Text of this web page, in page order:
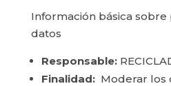
Información básica
datos
Responsable:
Finalidad:Moderar los